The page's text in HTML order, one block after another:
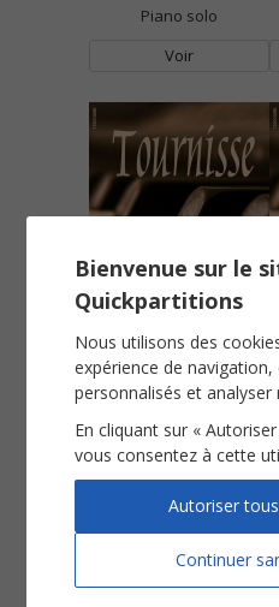
Piano solo
Voir
Parade
Voir
Bienvenue sur le
Quickpartitions
Nous utilisons des
expérience de
personnalisés et analyser
En cliquant sur «
vous consentez à cette
Continuer
Autoriser